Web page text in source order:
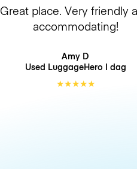
Great place. Very friendly
accommodating!
Amy D
Used LuggageHero I dag
★★★★★